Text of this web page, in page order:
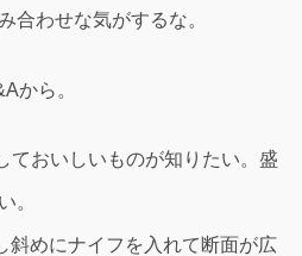
合わせな気がするな。
から。
ておいしいものが知りたい。盛
。
斜めにナイフを入れて断面が広